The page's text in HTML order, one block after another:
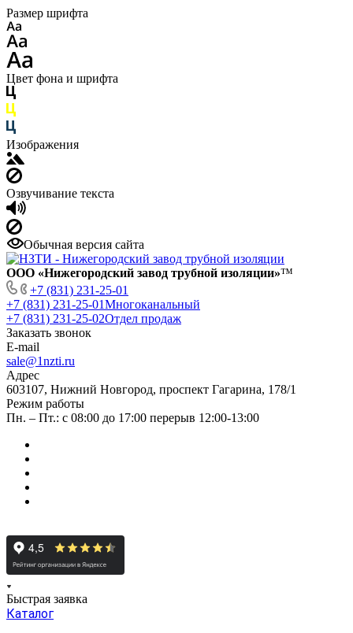
Размер шрифта
Цвет фона и шрифта
Изображения
Озвучивание текста
Обычная версия сайта
ООО «Нижегородский завод трубной изоляции»™
+7 (831) 231-25-01
+7 (831) 231-25-01Многоканальный
+7 (831) 231-25-02Отдел продаж
Заказать звонок
E-mail
sale@1nzti.ru
Адрес
603107, Нижний Новгород, проспект Гагарина, 178/1
Режим работы
Пн. – Пт.: с 08:00 до 17:00 перерыв 12:00-13:00
Быстрая заявка
Каталог